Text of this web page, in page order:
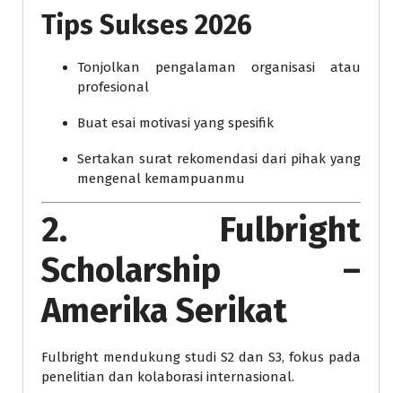
Tips Sukses 2026
Tonjolkan pengalaman organisasi atau
profesional
Buat esai motivasi yang spesifik
Sertakan surat rekomendasi dari pihak yang
mengenal kemampuanmu
2. Fulbright
Scholarship –
Amerika Serikat
Fulbright mendukung studi S2 dan S3, fokus pada
penelitian dan kolaborasi internasional.